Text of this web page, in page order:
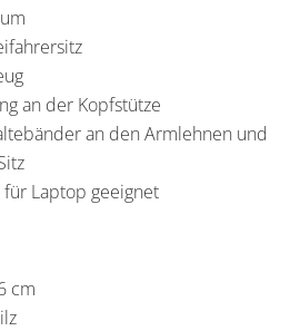
an der Kopfstütze
an den Armlehnen und
für Laptop geeignet
cm